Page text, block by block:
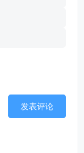
发表评论